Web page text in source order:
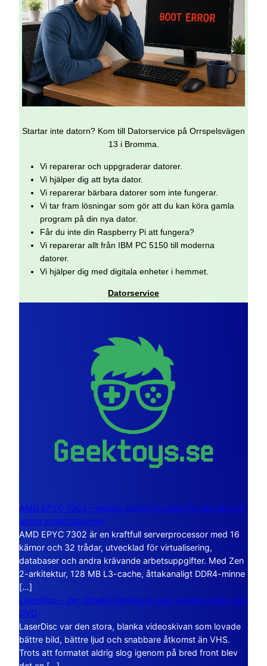
Startar inte datorn? Kom till Datorservice på Orrspelsvägen
13 i Bromma.
Vi reparerar och uppgraderar datorer.
Vi hjälper dig att byta dator.
Vi reparerar bärbara datorer som inte fungerar.
Vi tar fram lösningar som gör att du kan köra gamla
program på din nya dator.
Får du inte din Raspberry Pi att fungera?
Vi reparerar allt från IBM PC 5150 till moderna
datorer.
Vi hjälper dig med digitala enheter i hemmet.
Datorservice
AMD EPYC 7302 – sexton kärnor byggda för servrar och
tunga arbetsstationer
AMD EPYC 7302 är en kraftfull serverprocessor med 16
kärnor och 32 trådar, utvecklad för virtualisering,
databaser och andra krävande arbetsuppgifter. Med Zen
2-arkitektur, 128 MB L3-cache, åttakanaligt DDR4-minne
[…]
LaserDisc – den jättelika filmskivan som visade vägen mot
DVD
LaserDisc var den stora, blanka videoskivan som lovade
bättre bild, bättre ljud och snabbare åtkomst än VHS.
Trots att formatet aldrig slog igenom på bred front blev